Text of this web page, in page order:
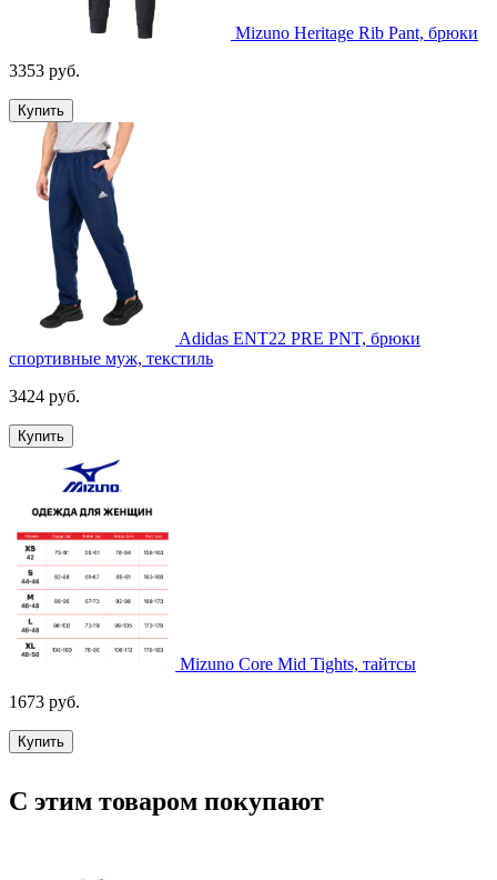
Mizuno Heritage Rib Pant, брюки
3353 руб.
Купить
Adidas ENT22 PRE PNT, брюки
спортивные муж, текстиль
3424 руб.
Купить
Mizuno Core Mid Tights, тайтсы
1673 руб.
Купить
С этим товаром покупают